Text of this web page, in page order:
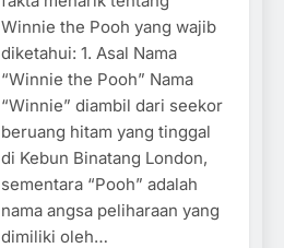
Winnie the Pooh yang wajib
diketahui: 1. Asal Nama
“Winnie the Pooh” Nama
“Winnie” diambil dari seekor
beruang hitam yang tinggal
di Kebun Binatang London,
sementara “Pooh” adalah
nama angsa peliharaan yang
dimiliki oleh…